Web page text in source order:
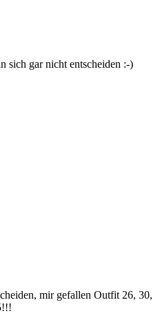
sich gar nicht entscheiden :-)
mir gefallen Outfit 26, 30,